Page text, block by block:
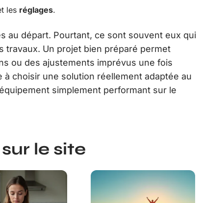
les réglages.
au départ. Pourtant, ce sont souvent eux qui
travaux. Un projet bien préparé permet
ou des ajustements imprévus une fois
à choisir une solution réellement adaptée au
simplement performant sur le
le site